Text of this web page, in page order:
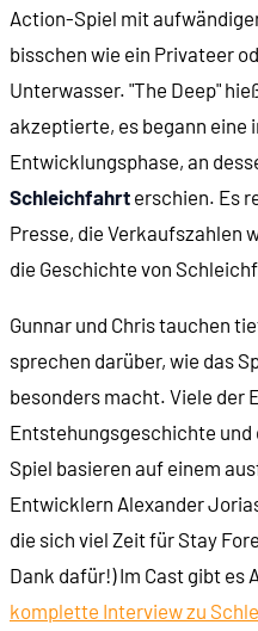
00:29:16 Schiffe und
00:32:22 Torpedos,
00:33:48 3D-Grafik
00:35:11 Die
Stationen,
00:40:29 Im Cockpit:
00:45:58
00:51:18 Das
00:51:35
Action-Spiel mit
bisschen wie ein Privateer
Unterwasser. "The Deep"
akzeptierte, es begann eine
Entwicklungsphase, an
Schleichfahrt erschien. Es
Presse, die Verkaufszahlen
die Geschichte von
Gunnar und Chris tauchen
sprechen darüber, wie das
besonders macht. Viele der
Entstehungsgeschichte und
Spiel basieren auf einem
Entwicklern Alexander
die sich viel Zeit für Stay
Dank dafür!) Im Cast gibt es
komplette Interview zu